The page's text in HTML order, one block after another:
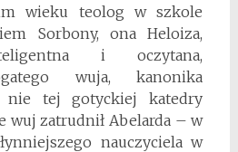
wieku teolog w szkole
Sorbony, ona Heloiza,
i oczytana,
wuja, kanonika
nie tej gotyckiej katedry
wuj zatrudnił Abelarda – w
nauczyciela w